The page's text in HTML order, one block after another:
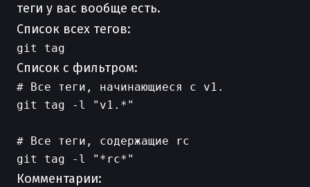
теги у вас вообще есть.
Список всех тегов:
Список с фильтром:
# Все теги, начинающиеся с v1.
git tag -l "v1.*"
# Все теги, содержащие rc
Комментарии: